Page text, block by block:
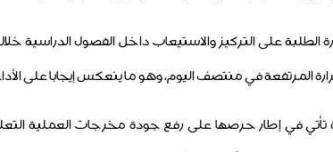
الطلبة على التركيز والاستيعاب داخل الفصول الدراسية
المرتفعة في منتصف اليوم، وهو ما ينعكس إيجابا على
تأتي في إطار حرصها على رفع جودة مخرجات العملية